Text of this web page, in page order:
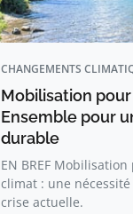
CHANGEMENTS
Mobilisation
Ensemble pour
durable
EN BREF
climat : une nécessité
crise actuelle.